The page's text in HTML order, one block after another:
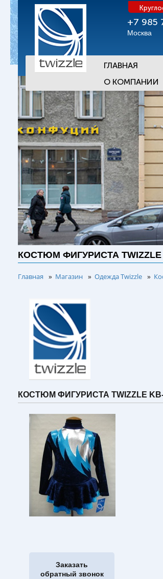
+7 985
Москва
ГЛАВНАЯ
О КОМПАНИИ
КОСТЮМ ФИГУРИСТА TWIZZLE
Главная » Магазин » Одежда Twizzle »
КОСТЮМ ФИГУРИСТА TWIZZLE
Заказать
обратный звонок